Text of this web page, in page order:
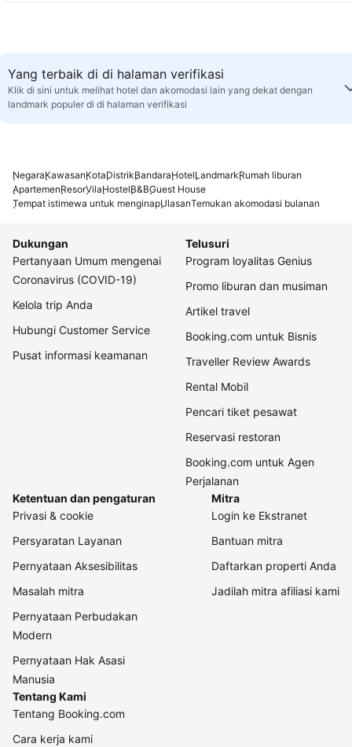
Yang terbaik di di halaman verifikasi
Klik di sini untuk melihat hotel dan akomodasi lain yang dekat dengan
landmark populer di di halaman verifikasi
NegaraKawasanKotaDistrikBandaraHotelLandmarkRumah liburan
ApartemenResorVilaHostelB&BGuest House
Tempat istimewa untuk menginapUlasanTemukan akomodasi bulanan
Dukungan
Pertanyaan Umum mengenai
Coronavirus (COVID-19)
Kelola trip Anda
Hubungi Customer Service
Pusat informasi keamanan
Telusuri
Program loyalitas Genius
Promo liburan dan musiman
Artikel travel
Booking.com untuk Bisnis
Traveller Review Awards
Rental Mobil
Pencari tiket pesawat
Reservasi restoran
Booking.com untuk Agen
Perjalanan
Ketentuan dan pengaturan
Privasi & cookie
Persyaratan Layanan
Pernyataan Aksesibilitas
Masalah mitra
Pernyataan Perbudakan
Modern
Pernyataan Hak Asasi
Manusia
Mitra
Login ke Ekstranet
Bantuan mitra
Daftarkan properti Anda
Jadilah mitra afiliasi kami
Tentang Kami
Tentang Booking.com
Cara kerja kami